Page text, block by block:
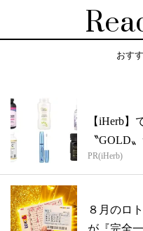
おす
【iHerb
〝GOLD
PR(iHerb)
８月のロ
が『完全